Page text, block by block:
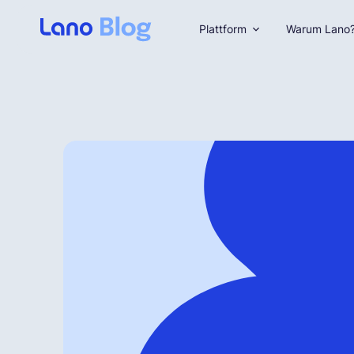
Plattform Warum